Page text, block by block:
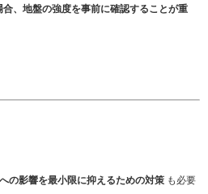
、地盤の強度を事前に確認することが重
の影響を最小限に抑えるための対策 も必要